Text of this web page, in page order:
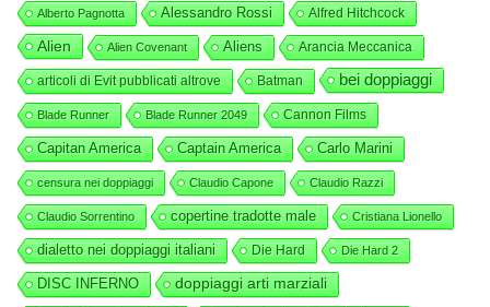
Alberto Pagnotta Alessandro Rossi Alfred Hitchcock
Alien Alien Covenant Aliens Arancia Meccanica
articoli di Evit pubblicati altrove Batman bei doppiaggi
Blade Runner Blade Runner 2049 Cannon Films
Capitan America Captain America Carlo Marini
censura nei doppiaggi Claudio Capone Claudio Razzi
Claudio Sorrentino copertine tradotte male Cristiana Lionello
dialetto nei doppiaggi italiani Die Hard Die Hard 2
DISC INFERNO doppiaggi arti marziali